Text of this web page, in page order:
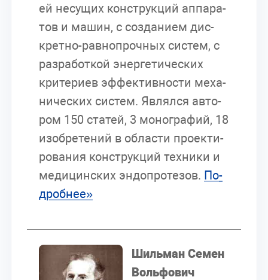
ей несу­щих кон­струк­ций ап­па­ра­
тов и ма­шин, с со­зда­ни­ем дис­
крет­но-рав­но­проч­ных си­стем, с
раз­ра­бот­кой энер­ге­ти­че­ских
кри­те­ри­ев эф­фек­тив­но­сти ме­ха­
ни­че­ских си­стем. Яв­лял­ся ав­то­
ром 150 ста­тей, 3 мо­но­гра­фий, 18
изоб­ре­те­ний в об­ла­сти про­ек­ти­
ро­ва­ния кон­струк­ций тех­ни­ки и
ме­ди­цин­ских эн­до­про­те­зов. По­
дроб­нее»
Шиль­ман Се­мен
Воль­фо­вич